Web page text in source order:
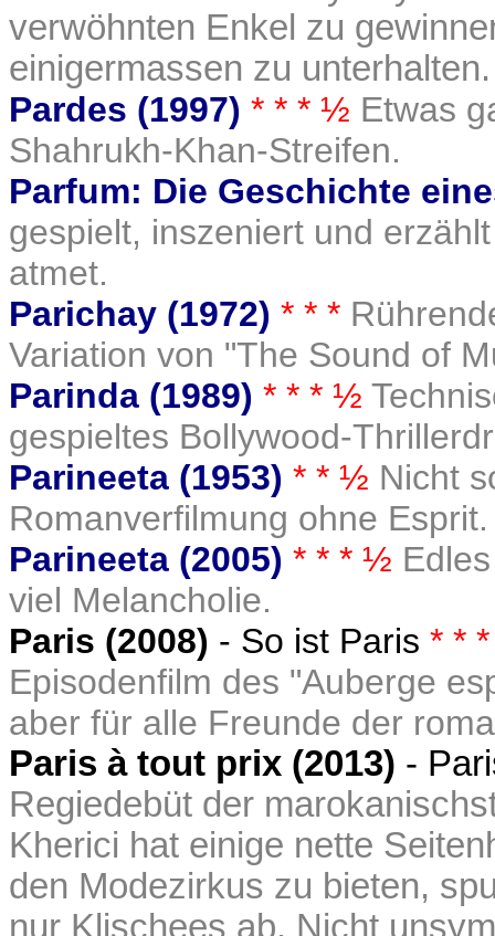
verwöhnten Enkel zu
einigermassen zu unterhalten.
Pardes (1997) * * * ½ Etwas
Shahrukh-Khan-Streifen.
Parfum: Die Geschichte
gespielt, inszeniert und
atmet.
Parichay (1972) * * *
Variation von "The Sound of
Parinda (1989) * * * ½
gespieltes Bollywood-
Parineeta (1953) * * ½ Nicht
Romanverfilmung ohne Esprit.
Parineeta (2005) * * * ½
viel Melancholie.
Paris (2008) - So ist Paris * *
Episodenfilm des "Auberge
aber für alle Freunde der
Paris à tout prix (2013) -
Regiedebüt der
Kherici hat einige nette
den Modezirkus zu bieten,
nur Klischees ab. Nicht